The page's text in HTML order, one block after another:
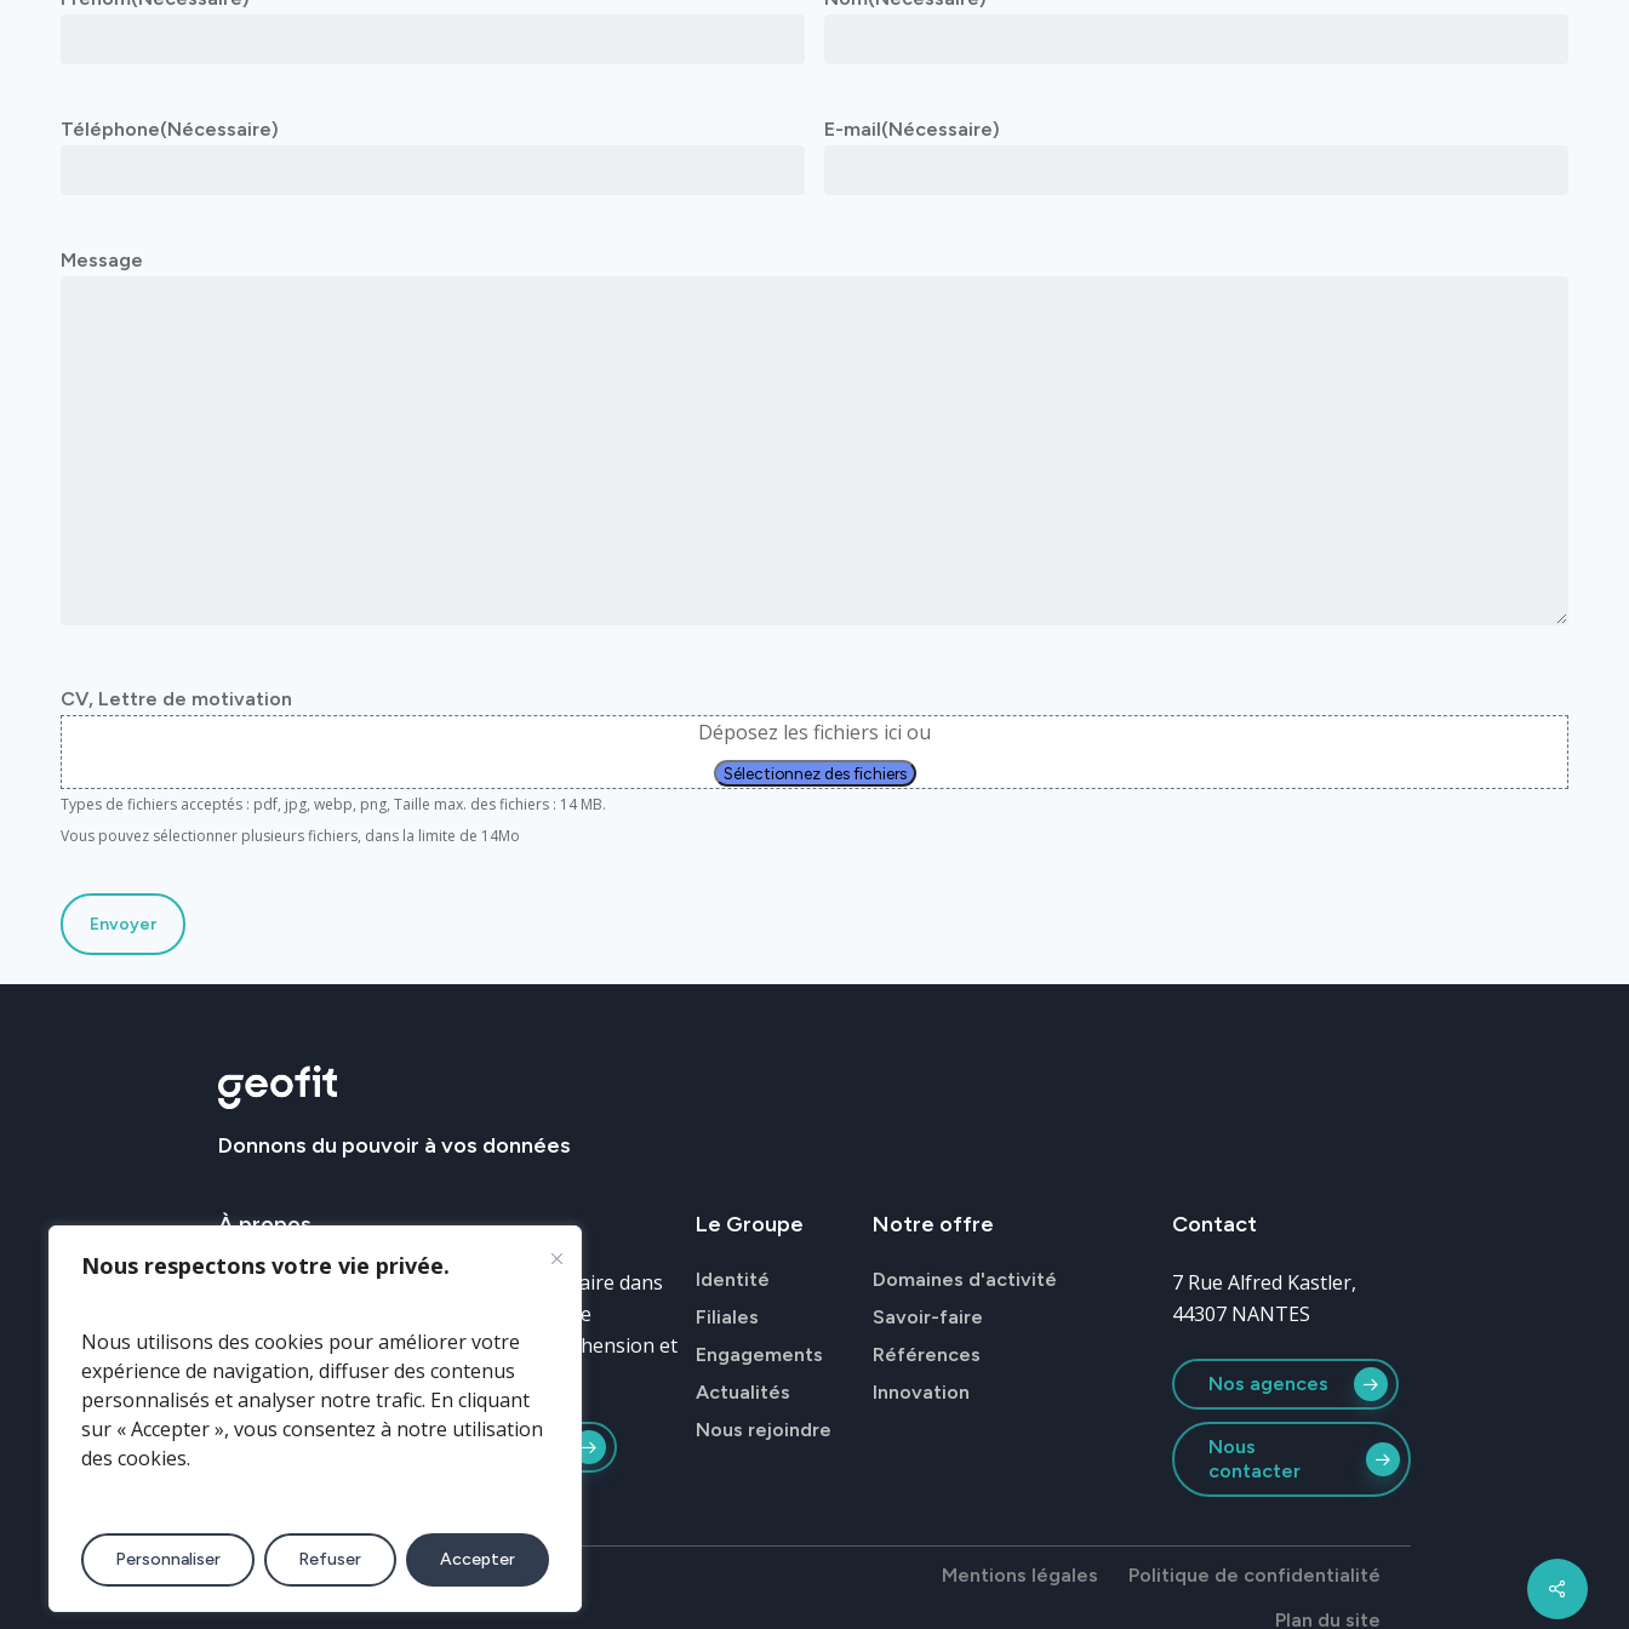
Nous respectons votre vie privée.
Nous utilisons des cookies pour améliorer votre
expérience de navigation, diffuser des contenus
personnalisés et analyser notre trafic. En cliquant
sur « Accepter », vous consentez à notre utilisation
des cookies.
Personnaliser Refuser Accepter
Téléphone(Nécessaire) E-mail(Nécessaire)
Message
CV, Lettre de motivation
Déposez les fichiers ici ou
Sélectionnez des fichiers
Types de fichiers acceptés : pdf, jpg, webp, png, Taille max. des fichiers : 14 MB.
Vous pouvez sélectionner plusieurs fichiers, dans la limite de 14Mo
Envoyer
Donnons du pouvoir à vos données
Àpropos
Le Groupe GEOFIT apporte son savoir-faire dans
l’acquisition et l’exploitation de la donnée
géospatiale afin d’en assurer sa compréhension et
sa valorisation.
Le Groupe
Identité
Filiales
Engagements
Actualités
Nous rejoindre
Notre offre
Domaines d'activité
Savoir-faire
Références
Innovation
Contact
7 Rue Alfred Kastler,
44307 NANTES
Nos agences
Nous
contacter
Mentions légales
Politique de confidentialité
Plan du site
Share